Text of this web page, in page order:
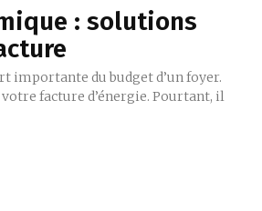
: solutions
importante du budget d’un foyer.
facture d’énergie. Pourtant, il